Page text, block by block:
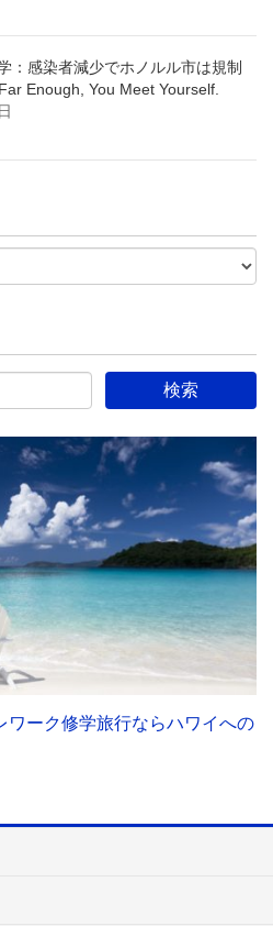
：感染者減少でホノルル市は規制
Enough, You Meet Yourself.
ワーク修学旅行ならハワイへの